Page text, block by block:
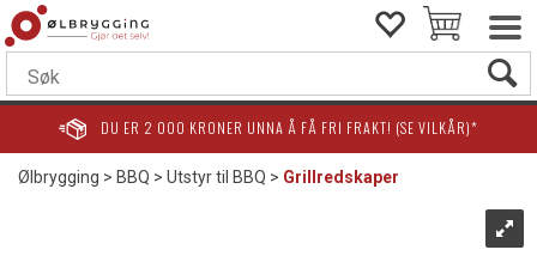
DU ER 2 000 KRONER UNNA Å FÅ FRI FRAKT! (SE VILKÅR)*
Ølbrygging>BBQ>Utstyr til BBQ>Grillredskaper